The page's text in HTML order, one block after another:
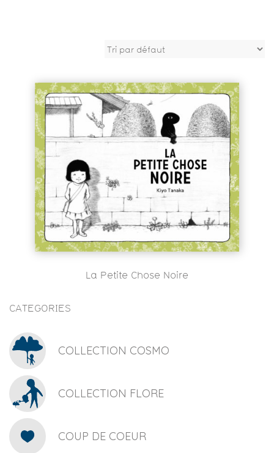
La Petite Chose Noire
CATEGORIES
COLLECTION COSMO
COLLECTION FLORE
COUP DE COEUR